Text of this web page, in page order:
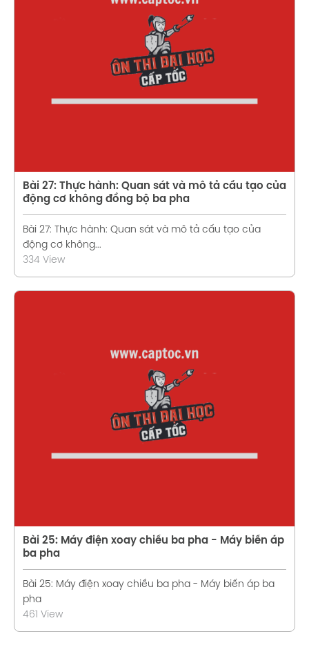
Xem chi tiết
Bài 27: Thực hành: Quan sát và mô tả cấu tạo của
động cơ không đồng bộ ba pha
Bài 27: Thực hành: Quan sát và mô tả cấu tạo của
động cơ không...
334 View
Xem chi tiết
Bài 25: Máy điện xoay chiều ba pha - Máy biến áp
ba pha
Bài 25: Máy điện xoay chiều ba pha - Máy biến áp ba
pha
461 View